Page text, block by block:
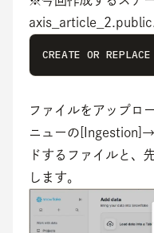
CREATE OR
ファイルをアップロ
ニューの
ドするファイルと、
します。